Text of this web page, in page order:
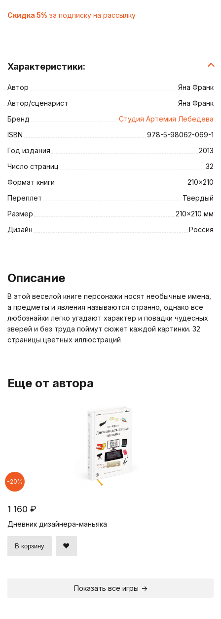
Характеристики:
Автор
Яна Франк
Автор/сценарист
Яна Франк
Бренд
Студия Артемия Лебедева
ISBN
978-5-98062-069-1
Год издания
2013
Число страниц
32
Формат книги
210×210
Переплет
Твердый
Размер
210×210 мм
Дизайн
Россия
Скидка 5% за подписку на рассылку
Описание
В этой веселой книге персонажи носят необычные имена,
а предметы и явления называются странно, однако все
любознайки легко угадают характер и повадки чудесных
зверей и без труда поймут сюжет каждой картинки. 32
страницы цветных иллюстраций
Еще от автора
-20%
1 160 ₽
Дневник дизайнера-маньяка
В корзину
Показать все игры